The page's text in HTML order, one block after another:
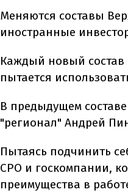
Меняются составы
иностранные
Каждый новый
пытается
В предыдущем
"регионал" Андрей
Пытаясь подчинить
СРО и госкомпании,
преимущества в